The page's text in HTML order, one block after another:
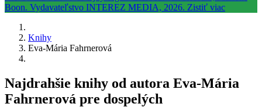
Knihy
Eva-Mária Fahrnerová
Najdrahšie knihy od autora Eva-Mária
Fahrnerová pre dospelých